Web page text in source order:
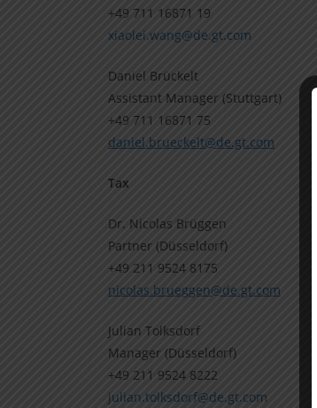
+49 711 16871 19
xiaolei.wang@de.gt.com
Daniel Brückelt
Assistant Manager (Stuttgart)
+49 711 16871 75
daniel.brueckelt@de.gt.com
Tax
Dr. Nicolas Brüggen
Partner (Düsseldorf)
+49 211 9524 8175
nicolas.brueggen@de.gt.com
Julian Tolksdorf
Manager (Düsseldorf)
+49 211 9524 8222
julian.tolksdorf@de.gt.com